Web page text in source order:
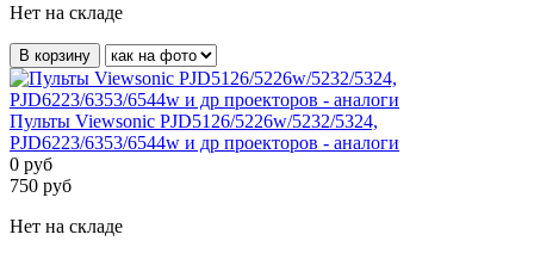
Нет на складе
В корзину
Пульты Viewsonic PJD5126/5226w/5232/5324,
PJD6223/6353/6544w и др проекторов - аналоги
0 руб
750 руб
Нет на складе